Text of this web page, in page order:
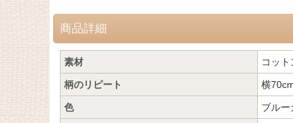
商品詳細
素材 コッ
柄のリピート 横
色 ブルー